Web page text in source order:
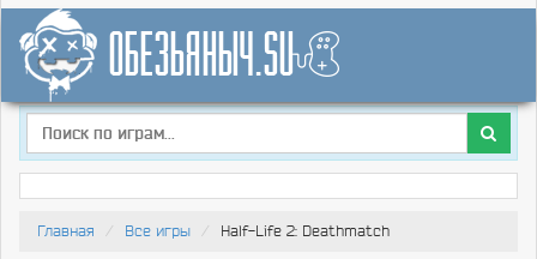
Главная Все игры Half-Life 2: Deathmatch